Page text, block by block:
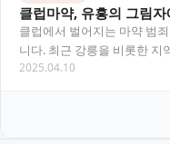
클럽마약, 유흥의 그림
클럽에서 벌어지는 마약 범
니다. 최근 강릉을 비롯한 지
변호사와의 법률상담 중요성
2025.04.10